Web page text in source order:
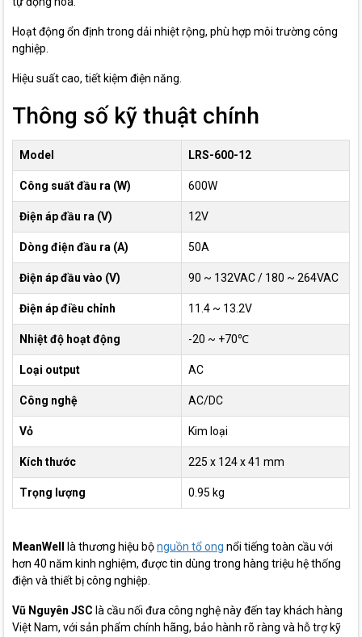
Hoạt động ổn định trong dải nhiệt rộng, phù hợp môi trường công
nghiệp.
Hiệu suất cao, tiết kiệm điện năng.
Thông số kỹ thuật chính
Model LRS-600-12
Công suất đầu ra (W) 600W
Điện áp đầu ra (V) 12V
Dòng điện đầu ra (A) 50A
Điện áp đầu vào (V) 90 ~ 132VAC / 180 ~ 264VAC
Điện áp điều chỉnh 11.4 ~ 13.2V
Nhiệt độ hoạt động -20 ~ +70℃
Loại output AC
Công nghệ AC/DC
Vỏ Kim loại
Kích thước 225 x 124 x 41 mm
Trọng lượng 0.95 kg
MeanWell là thương hiệu bộnguồn tổ ong nổi tiếng toàn cầu với
hơn 40 năm kinh nghiệm, được tin dùng trong hàng triệu hệ thống
điện và thiết bị công nghiệp.
Vũ Nguyên JSC là cầu nối đưa công nghệ này đến tay khách hàng
Việt Nam, với sản phẩm chính hãng, bảo hành rõ ràng và hỗ trợ kỹ